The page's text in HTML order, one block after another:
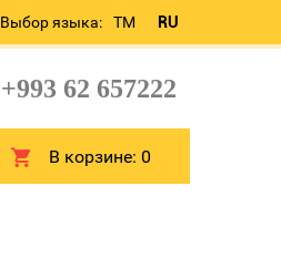
Выбор языка: TM RU
+993 62 657222
В корзине:0